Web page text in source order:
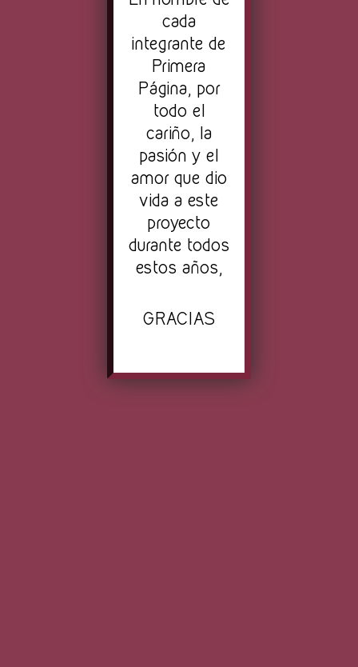
cada
integrante de
Primera
Página, por
todo el
cariño, la
pasión y el
amor que dio
vida a este
proyecto
durante todos
estos años,
GRACIAS